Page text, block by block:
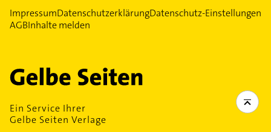
ImpressumDatenschutzerklärungDatenschutz-Einstellungen
AGBInhalte melden
Ein Service Ihrer
Gelbe Seiten Verlage